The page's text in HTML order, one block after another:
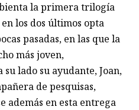
la primera trilogía
los dos últimos opta
pasadas, en las que la
más joven,
su lado su ayudante, Joan,
de pesquisas,
además en esta entrega